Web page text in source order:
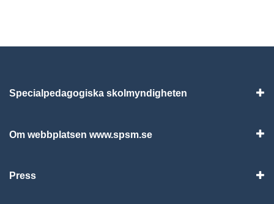
Specialpedagogiska skolmyndigheten
Om webbplatsen www.spsm.se
Press